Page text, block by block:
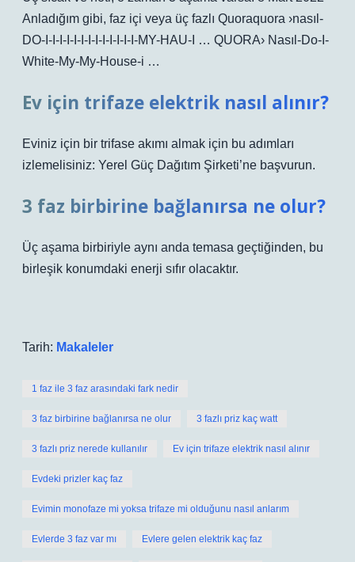
Anladığım gibi, faz içi veya üç fazlı Quoraquora ›nasıl-
DO-I-I-I-I-I-I-I-I-I-I-I-I-I-MY-HAU-I … QUORA› Nasıl-Do-I-
White-My-My-House-i …
Ev için trifaze elektrik nasıl alınır?
Eviniz için bir trifase akımı almak için bu adımları
izlemelisiniz: Yerel Güç Dağıtım Şirketi’ne başvurun.
3 faz birbirine bağlanırsa ne olur?
Üç aşama birbiriyle aynı anda temasa geçtiğinden, bu
birleşik konumdaki enerji sıfır olacaktır.
Tarih: Makaleler
1 faz ile 3 faz arasındaki fark nedir
3 faz birbirine bağlanırsa ne olur 3 fazlı priz kaç watt
3 fazlı priz nerede kullanılır Ev için trifaze elektrik nasıl alınır
Evdeki prizler kaç faz
Evimin monofaze mi yoksa trifaze mi olduğunu nasıl anlarım
Evlerde 3 faz var mı Evlere gelen elektrik kaç faz